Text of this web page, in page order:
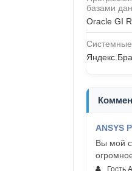
базами
Oracle GI
ANSYS
Вы мой
Гость